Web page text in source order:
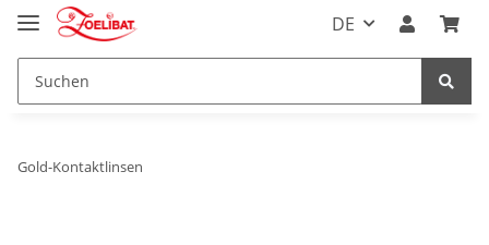
DE
Gold-Kontaktlinsen